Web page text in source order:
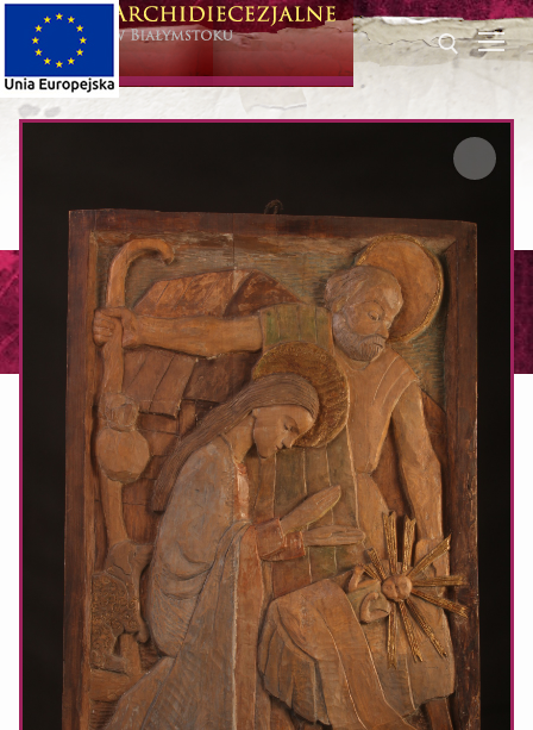
Przeskocz
treści